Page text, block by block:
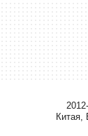
Китая,